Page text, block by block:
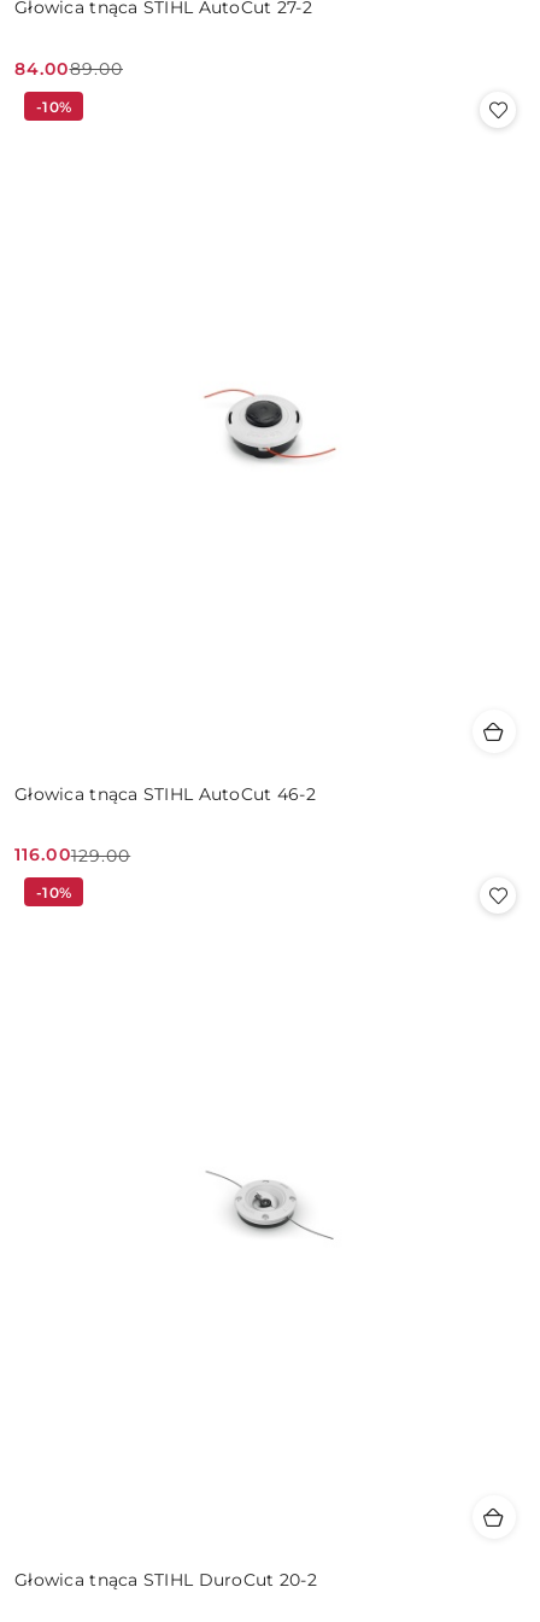
Głowica tnąca STIHL AutoCut 27-2
Cena
promocyjna:
84.00
Cena
przed
89.00
Głowica tnąca STIHL AutoCut 46-2
Cena
promocyjna:
116.00
Cena
przed
129.00
-10%
Głowica tnąca STIHL DuroCut 20-2
-10%